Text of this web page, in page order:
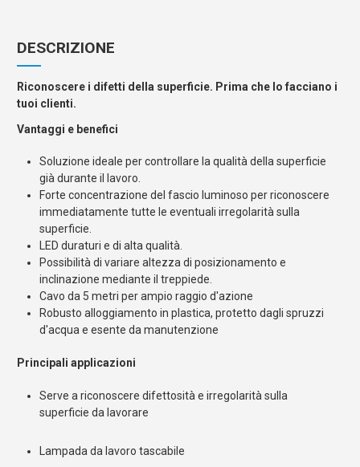
DESCRIZIONE
Riconoscere i difetti della superficie. Prima che lo facciano i
tuoi clienti.
Vantaggi e benefici
Soluzione ideale per controllare la qualità della superficie
già durante il lavoro.
Forte concentrazione del fascio luminoso per riconoscere
immediatamente tutte le eventuali irregolarità sulla
superficie.
LED duraturi e di alta qualità.
Possibilità di variare altezza di posizionamento e
inclinazione mediante il treppiede.
Cavo da 5 metri per ampio raggio d'azione
Robusto alloggiamento in plastica, protetto dagli spruzzi
d'acqua e esente da manutenzione
Principali applicazioni
Serve a riconoscere difettosità e irregolarità sulla
superficie da lavorare
Lampada da lavoro tascabile